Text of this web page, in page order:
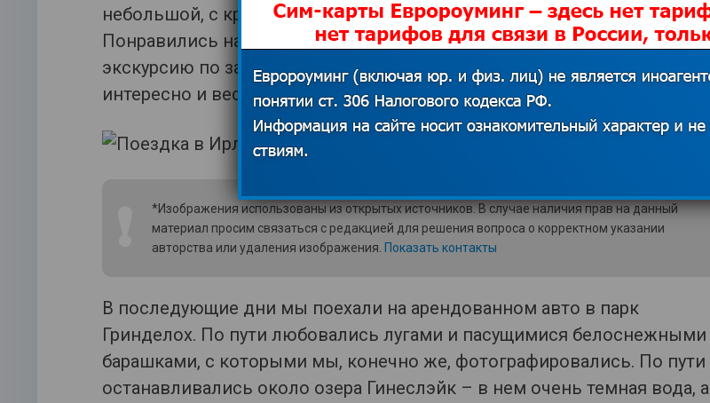
небольшой, с красивой архитектурой, замками и крепостями.
Понравились нам пабы в районе Temple Bar. Еще мы ходили на
экскурсию по заводу Джеймсон, производящему виски. Очень
интересно и весело!
*Изображения использованы из открытых источников. В случае наличия прав на данный
материал просим связаться с редакцией для решения вопроса о корректном указании
авторства или удаления изображения. Показать контакты
В последующие дни мы поехали на арендованном авто в парк
Гринделох. По пути любовались лугами и пасущимися белоснежными
барашками, с которыми мы, конечно же, фотографировались. По пути
останавливались около озера Гинеслэйк – в нем очень темная вода, а